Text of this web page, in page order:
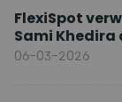
FlexiSpot
Sami Khedira
06-03-2026